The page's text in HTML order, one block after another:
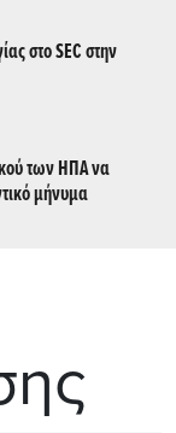
στο SEC στην
των ΗΠΑ να
μήνυμα